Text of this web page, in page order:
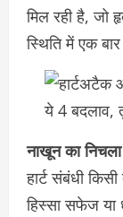
मिल रही है,
स्थिति में एक
नाखून का
हार्ट संबंधी
हिस्सा सफेज या